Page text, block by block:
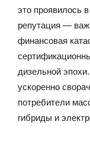
это проявилось
репутация —
финансовая
дизельной
ускоренно
потребители
гибриды и